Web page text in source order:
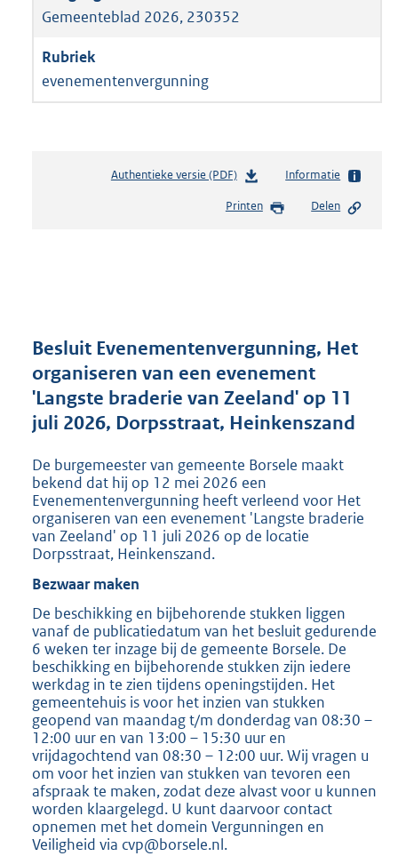
Gemeenteblad 2026, 230352
evenementenvergunning
Authentieke versie (PDF)b
s
r
o
t
t
2
0
2
Informatie
Printen Delen
Besluit Evenementenvergunning, Het
organiseren van een evenement
'Langste braderie van Zeeland' op 11
juli 2026, Dorpsstraat, Heinkenszand
De burgemeester van gemeente Borsele maakt
bekend dat hij op 12 mei 2026 een
Evenementenvergunning heeft verleend voor Het
organiseren van een evenement 'Langste braderie
van Zeeland' op 11 juli 2026 op de locatie
Dorpsstraat, Heinkenszand.
Bezwaar maken
De beschikking en bijbehorende stukken liggen
vanaf de publicatiedatum van het besluit gedurende
6 weken ter inzage bij de gemeente Borsele. De
beschikking en bijbehorende stukken zijn iedere
werkdag in te zien tijdens openingstijden. Het
gemeentehuis is voor het inzien van stukken
geopend van maandag t/m donderdag van 08:30 –
12:00 uur en van 13:00 – 15:30 uur en
vrijdagochtend van 08:30 – 12:00 uur. Wij vragen u
om voor het inzien van stukken van tevoren een
afspraak te maken, zodat deze alvast voor u kunnen
worden klaargelegd. U kunt daarvoor contact
opnemen met het domein Vergunningen en
Veiligheid via cvp@borsele.nl.